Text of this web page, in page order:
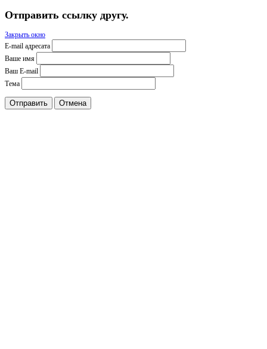
Отправить ссылку другу.
Закрыть окно
E-mail адресата
Ваше имя
Ваш E-mail
Тема
Отправить Отмена